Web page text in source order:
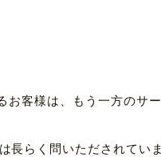
客様は、もう一方のサ
長らく問いただされて